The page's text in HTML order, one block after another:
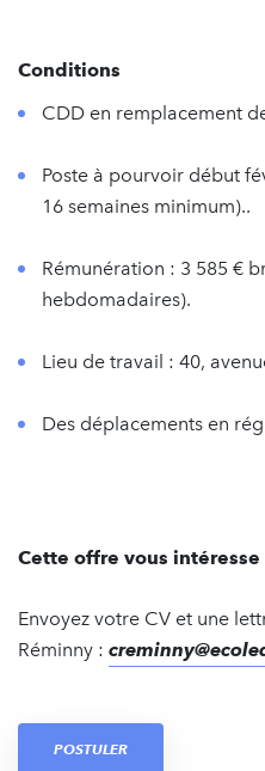
Conditions
CDD en remplacement
Poste à pourvoir début
16 semaines minimum)..
Rémunération : 3 585 €
hebdomadaires).
Lieu de travail : 40,
Des déplacements en
Cette offre vous intéresse
Envoyez votre CV et une
Réminny :
POSTULER